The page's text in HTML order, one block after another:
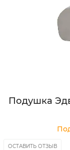
Подушка
ОСТАВИТЬ ОТЗЫВ